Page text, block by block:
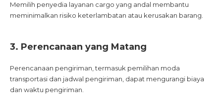
Memilih penyedia layanan cargo yang andal membantu
meminimalkan risiko keterlambatan atau kerusakan barang.
3. Perencanaan yang Matang
Perencanaan pengiriman, termasuk pemilihan moda
transportasi dan jadwal pengiriman, dapat mengurangi biaya
dan waktu pengiriman.